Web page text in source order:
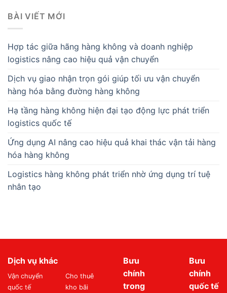
BÀI VIẾT MỚI
Hợp tác giữa hãng hàng không và doanh nghiệp
logistics nâng cao hiệu quả vận chuyển
Dịch vụ giao nhận trọn gói giúp tối ưu vận chuyển
hàng hóa bằng đường hàng không
Hạ tầng hàng không hiện đại tạo động lực phát triển
logistics quốc tế
Ứng dụng AI nâng cao hiệu quả khai thác vận tải hàng
hóa hàng không
Logistics hàng không phát triển nhờ ứng dụng trí tuệ
nhân tạo
Dịch vụ khác
Vận chuyển
quốc tế
Cho thuê
kho bãi
Bưu
chính
trong
Bưu
chính
quốc tế